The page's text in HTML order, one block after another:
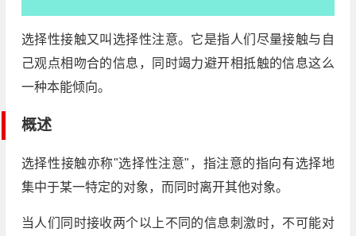
选择性接触又叫选择性注意。它是指人们尽量接触与自
己观点相吻合的信息，同时竭力避开相抵触的信息这么
一种本能倾向。
概述
选择性接触亦称"选择性注意"，指注意的指向有选择地
集中于某一特定的对象，而同时离开其他对象。
当人们同时接收两个以上不同的信息刺激时，不可能对